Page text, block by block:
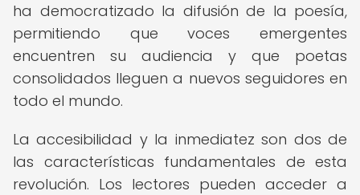
ha democratizado la difusión de la poesía,
permitiendo que voces emergentes
encuentren su audiencia y que poetas
consolidados lleguen a nuevos seguidores en
todo el mundo.
La accesibilidad y la inmediatez son dos de
las características fundamentales de esta
revolución. Los lectores pueden acceder a